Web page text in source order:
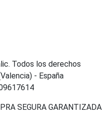
Todos los derechos
- España
SEGURA GARANTIZADA